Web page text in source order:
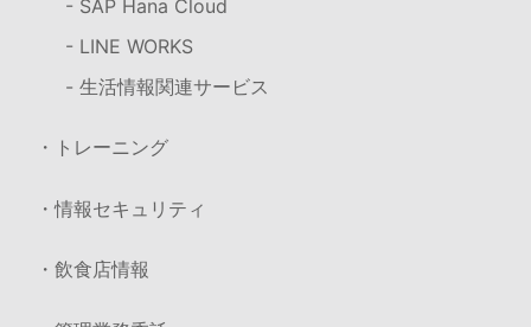
- SAP Hana Cloud
- LINE WORKS
- 生活情報関連サービス
・トレーニング
・情報セキュリティ
・飲食店情報